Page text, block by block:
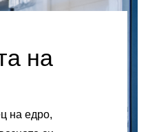
на
на едро,